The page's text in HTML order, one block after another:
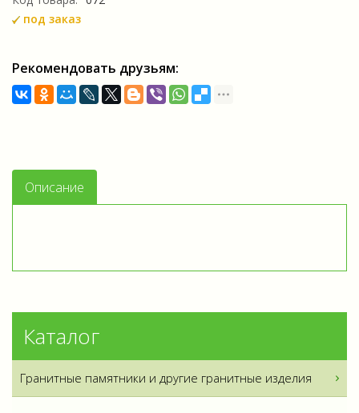
под заказ
Рекомендовать друзьям:
Описание
Каталог
Гранитные памятники и другие гранитные изделия